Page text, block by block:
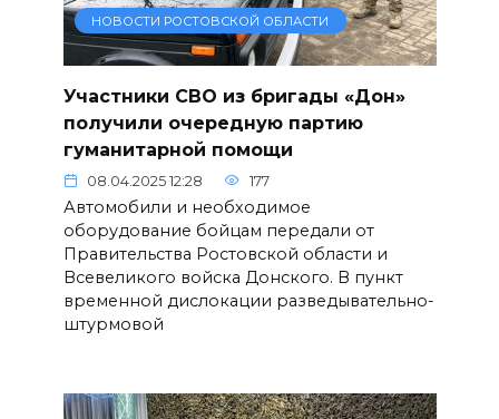
НОВОСТИ РОСТОВСКОЙ ОБЛАСТИ
Участники СВО из бригады «Дон»
получили очередную партию
гуманитарной помощи
08.04.2025 12:28 177
Автомобили и необходимое
оборудование бойцам передали от
Правительства Ростовской области и
Всевеликого войска Донского. В пункт
временной дислокации разведывательно-
штурмовой